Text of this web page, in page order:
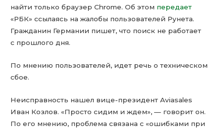
найти только браузер Chrome. Об этом передает
«РБК» ссылаясь на жалобы пользователей Рунета.
Гражданин Германии пишет, что поиск не работает
с прошлого дня.
По мнению пользователей, идет речь о техническом
сбое.
Неисправность нашел вице-президент Aviasales
Иван Козлов. «Просто сидим и ждем», — говорит он.
По его мнению, проблема связана с «ошибками при